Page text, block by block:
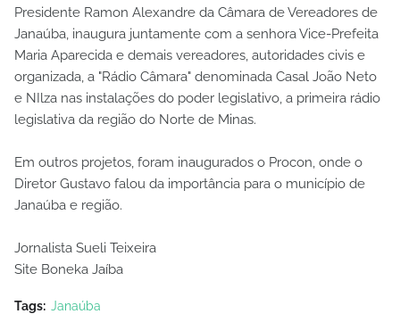
Presidente Ramon Alexandre da Câmara de Vereadores de
Janaúba, inaugura juntamente com a senhora Vice-Prefeita
Maria Aparecida e demais vereadores, autoridades civis e
organizada, a "Rádio Câmara" denominada Casal João Neto
e NIlza nas instalações do poder legislativo, a primeira rádio
legislativa da região do Norte de Minas.
Em outros projetos, foram inaugurados o Procon, onde o
Diretor Gustavo falou da importância para o município de
Janaúba e região.
Jornalista Sueli Teixeira
Site Boneka Jaíba
Tags: Janaúba